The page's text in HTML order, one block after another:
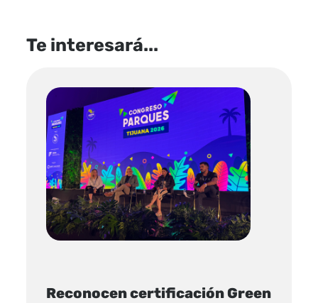
Te interesará...
Reconocen certificación Green